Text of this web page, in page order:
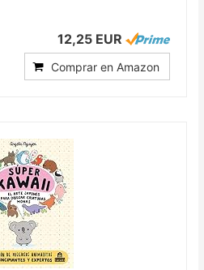
12,25 EUR
Comprar en Amazon